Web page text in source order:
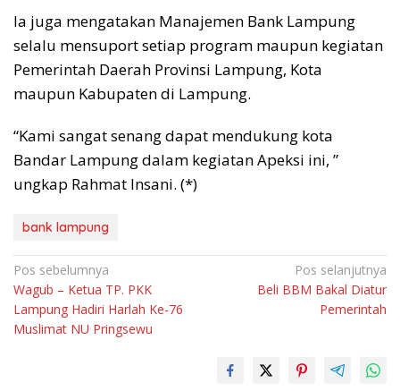
Ia juga mengatakan Manajemen Bank Lampung
selalu mensuport setiap program maupun kegiatan
Pemerintah Daerah Provinsi Lampung, Kota
maupun Kabupaten di Lampung.
“Kami sangat senang dapat mendukung kota
Bandar Lampung dalam kegiatan Apeksi ini, ”
ungkap Rahmat Insani. (*)
bank lampung
Navigasi
pos
Pos sebelumnya
Wagub – Ketua TP. PKK
Lampung Hadiri Harlah Ke-76
Muslimat NU Pringsewu
Pos selanjutnya
Beli BBM Bakal Diatur
Pemerintah